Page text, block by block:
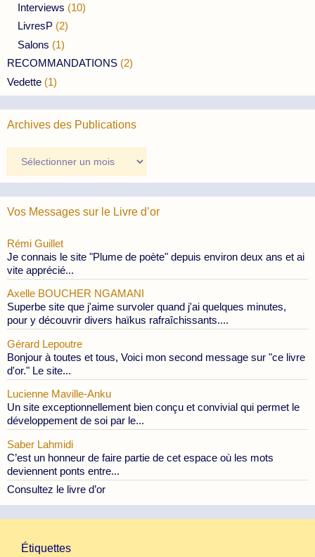
Interviews (10)
LivresP (2)
Salons (1)
RECOMMANDATIONS (2)
Vedette (1)
Archives des Publications
des
Publications
Vos Messages sur le Livre d’or
Rémi Guillet
Je connais le site "Plume de poète" depuis environ deux ans et ai
vite apprécié...
Axelle BOUCHER NGAMANI
Superbe site que j'aime survoler quand j'ai quelques minutes,
pour y découvrir divers haïkus rafraîchissants....
Gérard Lepoutre
Bonjour à toutes et tous, Voici mon second message sur "ce livre
d'or." Le site...
Lucienne Maville-Anku
Un site exceptionnellement bien conçu et convivial qui permet le
développement de soi par le...
Saber Lahmidi
C’est un honneur de faire partie de cet espace où les mots
deviennent ponts entre...
Consultez le livre d’or
Étiquettes